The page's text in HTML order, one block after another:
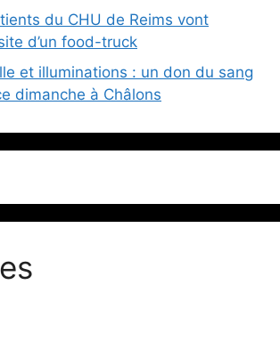
du CHU de Reims vont
d’un food-truck
et illuminations : un don du sang
dimanche à Châlons